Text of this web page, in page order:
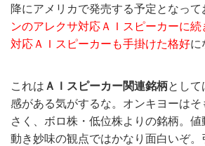
降にアメリカで発売する予定となっ
ンのアレクサ対応ＡＩスピーカーに
対応ＡＩスピーカーも手掛けた格好に
これは ＡＩスピーカー関連銘柄とし
感がある気がするな。オンキヨーは
さく、ボロ株・低位株よりの銘柄。
動き妙味の観点ではかなり面白いぞ。